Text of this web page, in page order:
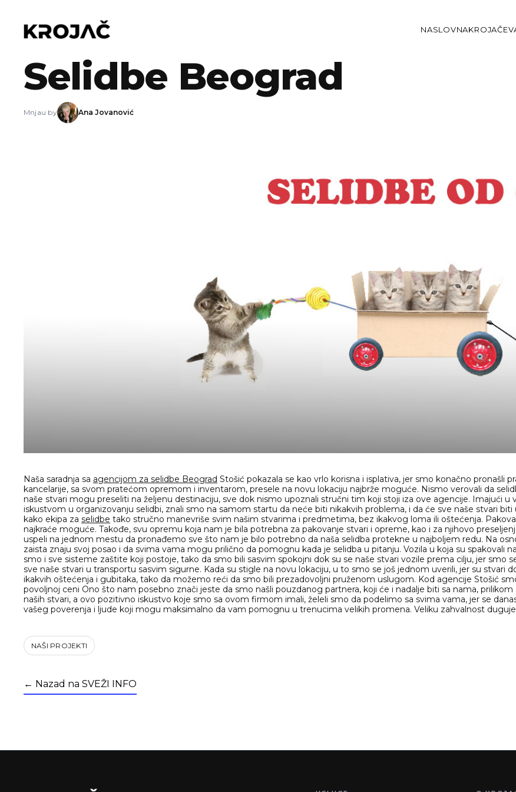
NASLOVNA
Selidbe Beograd
Mnjau by Ana Jovanović
Naša saradnja sa agencijom za selidbe Beograd Stošić pokazala se kao vrlo korisna i isplativa, jer smo konačno pronašli
kancelarije, sa svom pratećom opremom i inventarom, presele na novu lokaciju najbrže moguće. Nismo verovali da
naše stvari mogu preseliti na željenu destinaciju, sve dok nismo upoznali stručni tim koji stoji iza ove agencije. Imajući u
iskustvom u organizovanju selidbi, znali smo na samom startu da neće biti nikakvih problema, i da će sve naše stvari
kako ekipa za selidbe tako stručno manevriše svim našim stvarima i predmetima, bez ikakvog loma ili oštećenja.
najkraće moguće. Takođe, svu opremu koja nam je bila potrebna za pakovanje stvari i opreme, kao i za njihovo
uspeli na jednom mestu da pronađemo sve što nam je bilo potrebno da naša selidba protekne u najboljem redu. Na
zaista znaju svoj posao i da svima vama mogu prilično da pomognu kada je selidba u pitanju. Vozila u koja su spakovali
smo i sve sisteme zaštite koji postoje, tako da smo bili sasvim spokojni dok su se naše stvari vozile prema cilju, jer smo
sve naše stvari u transportu sasvim sigurne. Kada su stigle na novu lokaciju, u to smo se još jednom uverili, jer su stvari
ikakvih oštećenja i gubitaka, tako da možemo reći da smo bili prezadovoljni pruženom uslugom. Kod agencije Stošić
povoljnoj ceni Ono što nam posebno znači jeste da smo našli pouzdanog partnera, koji će i nadalje biti sa nama, prilikom
naših stvari, a ovo pozitivno iskustvo koje smo sa ovom firmom imali, želeli smo da podelimo sa svima vama, jer se
vašeg poverenja i ljude koji mogu maksimalno da vam pomognu u trenucima velikih promena. Veliku zahvalnost
NAŠI PROJEKTI
← Nazad na SVEŽI INFO